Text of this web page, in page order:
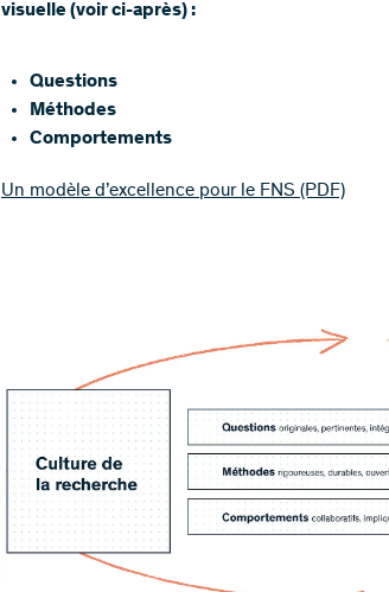
visuelle (voir ci-après) :​
Questions
Méthodes
Comportements
Un modèle d’excellence pour le FNS (PDF)